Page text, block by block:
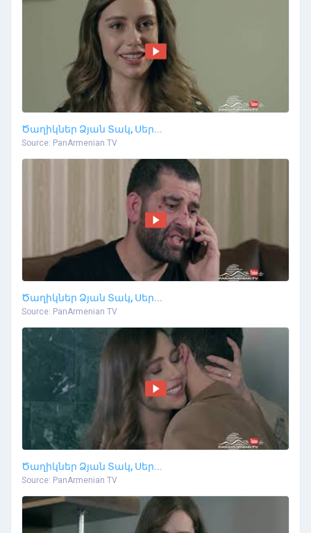
Ծաղիկներ Ձյան Տակ, Սեր...
Source: PanArmenian TV
Ծաղիկներ Ձյան Տակ, Սեր...
Source: PanArmenian TV
Ծաղիկներ Ձյան Տակ, Սեր...
Source: PanArmenian TV